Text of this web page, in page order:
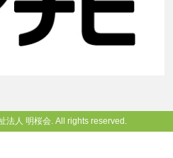
法人 明桜会. All rights reserved.